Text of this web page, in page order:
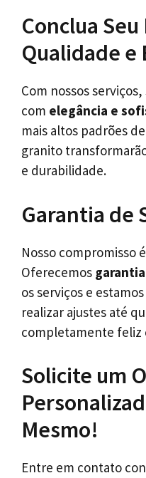
Conclua
Qualidade e
Com nossos
com elegância e
mais altos padrões
granito
e durabilidade.
Garantia de
Nosso compromisso
Oferecemos
os serviços e
realizar ajustes até
completamente feliz
Solicite um
Mesmo!
Entre em contato